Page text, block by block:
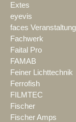
Extes
eyevis
faces
Fachwerk
Faital Pro
FAMAB
Feiner Lichttechnik
Ferrofish
FILMTEC
Fischer
Fischer Amps